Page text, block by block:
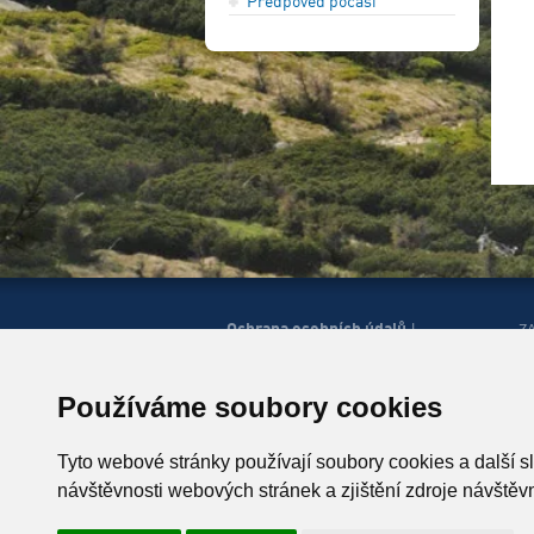
Používáme soubory cookies
Tyto webové stránky používají soubory cookies a další
návštěvnosti webových stránek a zjištění zdroje
Ochrana osobních údajů|
543 51 Špindlerův Mlýn 260,
T +420 499 433 230